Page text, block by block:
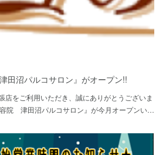
沼パルコサロン』がオープン!!
店をご利用いただき、誠にありがとうございま
院 津田沼パルコサロン』が今月オープンい…